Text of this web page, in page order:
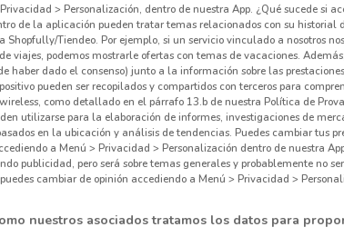
> Personalización, dentro de nuestra App. ¿Qué sucede si
de la aplicación pueden tratar temas relacionados con su historial
Shopfully/Tiendeo. Por ejemplo, si un servicio vinculado a nosotros
viajes, podemos mostrarle ofertas con temas de vacaciones.
haber dado el consenso) junto a la información sobre las
pueden ser recopilados y compartidos con terceros para
como detallado en el párrafo 13.b de nuestra Política de
utilizarse para la elaboración de informes, investigaciones de
en la ubicación y análisis de tendencias. Puedes cambiar tus
a Menú > Privacidad > Personalización dentro de nuestra
publicidad, pero será sobre temas generales y probablemente no
cambiar de opinión accediendo a Menú > Privacidad >
nuestros asociados tratamos los datos para